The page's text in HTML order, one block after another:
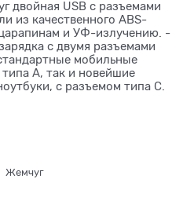
двойная USB с разъемами
из качественного ABS-
и УФ-излучению. -
с двумя разъемами
мобильные
А, так и новейшие
с разъемом типа С.
Жемчуг